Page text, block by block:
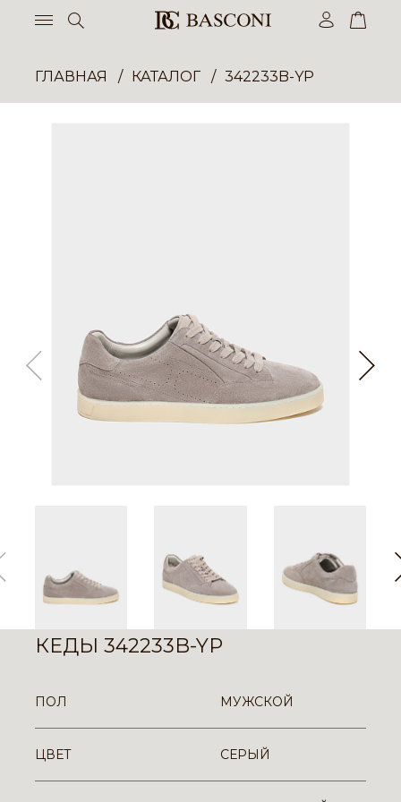
ГЛАВНАЯ КАТАЛОГ 342233B-YP
КЕДЫ 342233B-YP
ПОЛ МУЖСКОЙ
ЦВЕТ СЕРЫЙ